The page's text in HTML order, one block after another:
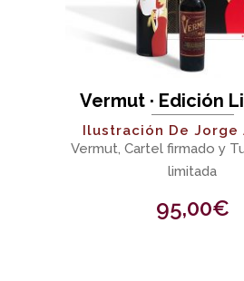
Vermut · Edición
Ilustración De Jorge
Vermut, Cartel firmado y
limitada
95,00€